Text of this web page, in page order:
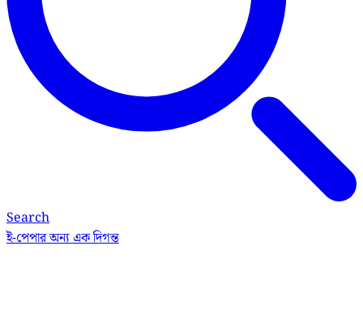
Search
ই-পেপারঅন্য এক দিগন্ত